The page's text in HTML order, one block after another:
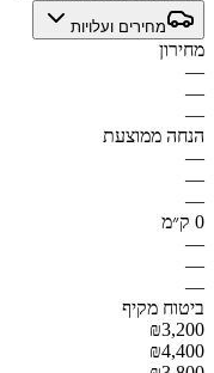
מחירים ועלויות
מחירון
—
—
—
הנחה ממוצעת
—
—
—
0 ק״מ
—
—
—
ביטוח מקיף
₪3,200
₪4,400